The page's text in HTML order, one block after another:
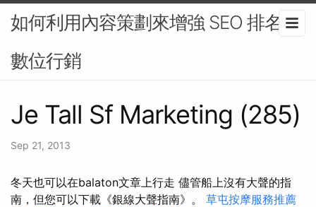
如何利用內容策劃來增強 SEO 排名-
數位行銷
Je Tall Sf Marketing (285)
Sep 21, 2013
冬天也可以在balaton文章上行走 儘管船上沒有大聲的​​指
南，但您可以下載《銀線大聲指南》。 草屯按摩服務推薦